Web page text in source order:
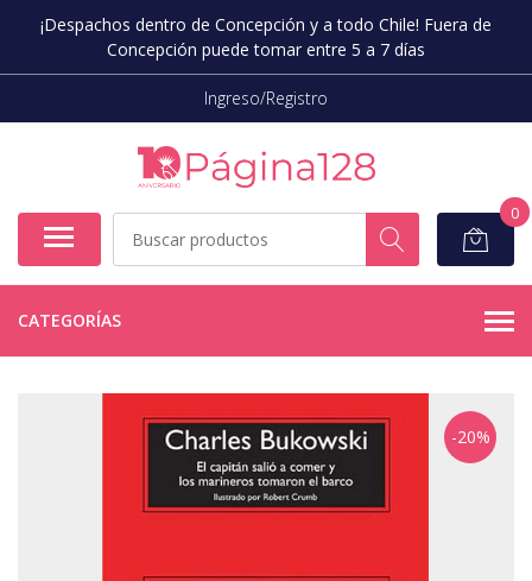
¡Despachos dentro de Concepción y a todo Chile! Fuera de
Concepción puede tomar entre 5 a 7 días
Ingreso/Registro
0
CATEGORÍAS
-20%